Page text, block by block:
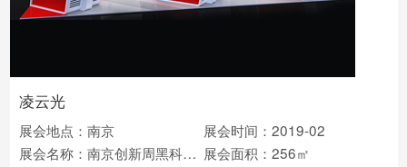
凌云光
展会地点：南京
展会时间：2019-02
展会名称：南京创新周黑科技展 展会面积：256㎡